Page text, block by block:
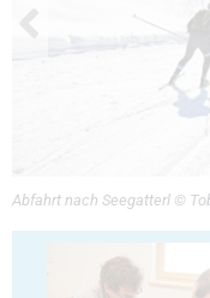
Abfahrt nach Seegatterl ©